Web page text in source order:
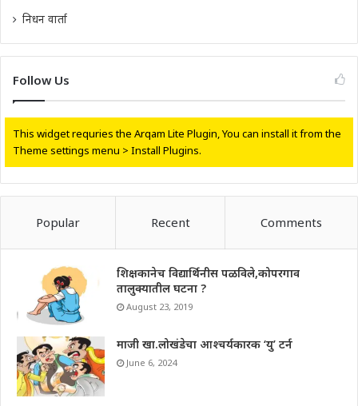
निधन वार्ता
Follow Us
This widget requries the Arqam Lite Plugin, You can install it from the
Theme settings menu > Install Plugins.
Popular Recent Comments
शिक्षकानेच विद्यार्थिनीस पळविले,कोपरगाव
तालुक्यातील घटना ?
August 23, 2019
माजी खा.लोखंडेचा आश्चर्यकारक ‘यु’ टर्न
June 6, 2024